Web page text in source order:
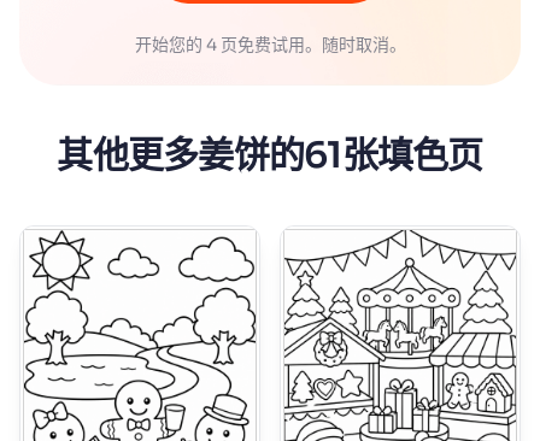
开始您的 4 页免费试用。随时取消。
其他更多姜饼的61张填色页